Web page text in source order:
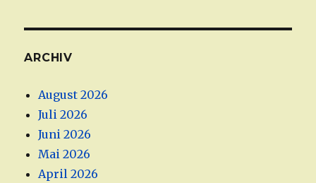
ARCHIV
August 2026
Juli 2026
Juni 2026
Mai 2026
April 2026